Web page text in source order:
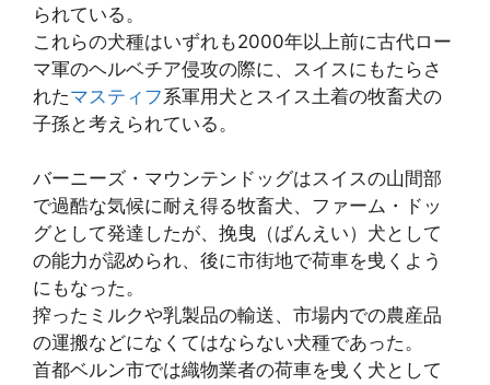
られている。
これらの犬種はいずれも2000年以上前に古代ロー
マ軍のヘルベチア侵攻の際に、スイスにもたらさ
れたマスティフ系軍用犬とスイス土着の牧畜犬の
子孫と考えられている。
バーニーズ・マウンテンドッグはスイスの山間部
で過酷な気候に耐え得る牧畜犬、ファーム・ドッ
グとして発達したが、挽曳（ばんえい）犬として
の能力が認められ、後に市街地で荷車を曵くよう
にもなった。
搾ったミルクや乳製品の輸送、市場内での農産品
の運搬などになくてはならない犬種であった。
首都ベルン市では織物業者の荷車を曵く犬として